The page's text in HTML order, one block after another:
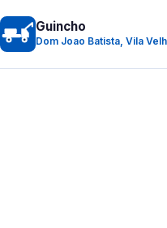
Guincho
Dom Joao Batista, Vila